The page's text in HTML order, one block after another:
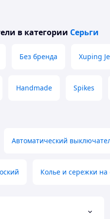
в категории Серьги
Без бренда Xuping
Handmade Spikes
Автоматический
Колье и сережки на